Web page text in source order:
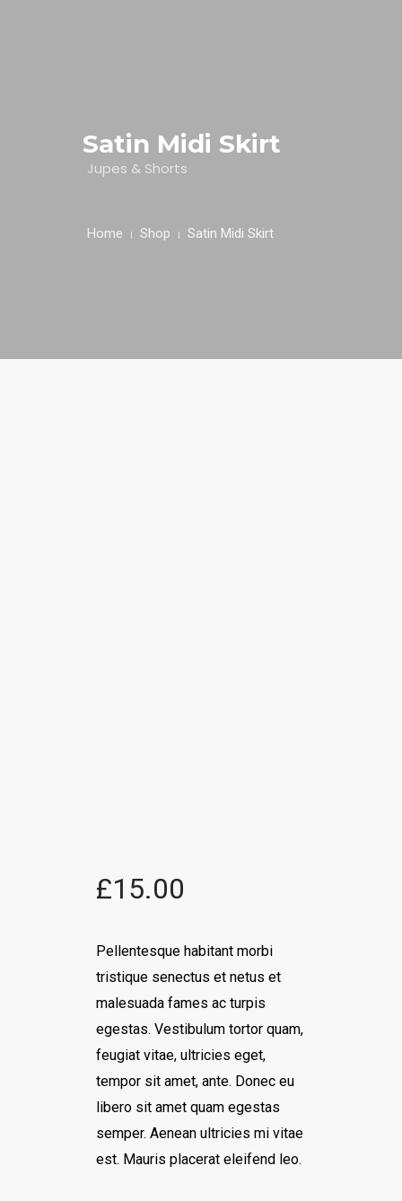
EMPRESAS REPRESENTADAS
Satin Midi Skirt
Jupes & Shorts
Home Shop Satin Midi Skirt
£15.00
Pellentesque habitant morbi
tristique senectus et netus et
malesuada fames ac turpis
egestas. Vestibulum tortor quam,
feugiat vitae, ultricies eget,
tempor sit amet, ante. Donec eu
libero sit amet quam egestas
semper. Aenean ultricies mi vitae
est. Mauris placerat eleifend leo.